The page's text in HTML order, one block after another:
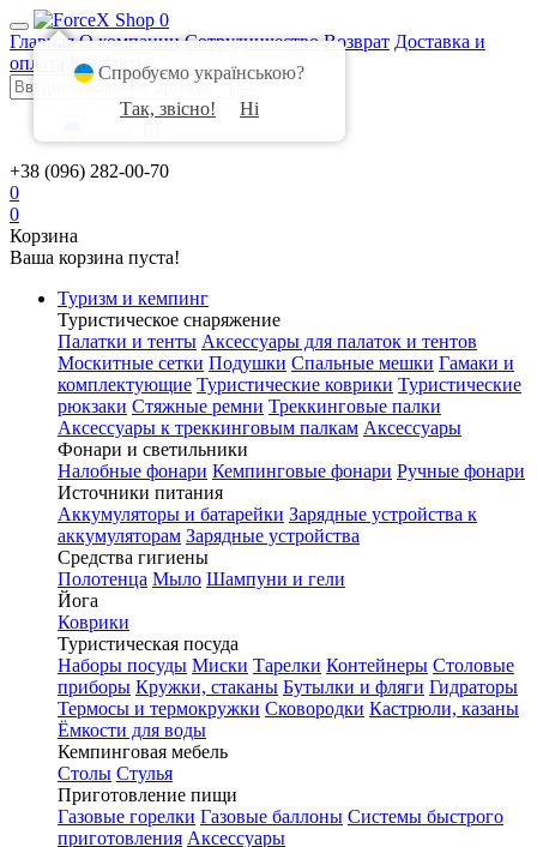
0
Главная О компании Сотрудничество Возврат Доставка и
оплата
Контакты
+38 (096) 282-00-70
0
0
Корзина
Ваша корзина пуста!
Туризм и кемпинг
Туристическое снаряжение
Палатки и тенты Аксессуары для палаток и тентов
Москитные сетки Подушки Спальные мешки Гамаки и
комплектующие Туристические коврики Туристические
рюкзаки Стяжные ремни Треккинговые палки
Аксессуары к треккинговым палкам Аксессуары
Фонари и светильники
Налобные фонари Кемпинговые фонари Ручные фонари
Источники питания
Аккумуляторы и батарейки Зарядные устройства к
аккумуляторам Зарядные устройства
Средства гигиены
Полотенца Мыло Шампуни и гели
Йога
Коврики
Туристическая посуда
Наборы посуды Миски Тарелки Контейнеры Столовые
приборы Кружки, стаканы Бутылки и фляги Гидраторы
Термосы и термокружки Сковородки Кастрюли, казаны
Ёмкости для воды
Кемпинговая мебель
Столы Стулья
Приготовление пищи
Газовые горелки Газовые баллоны Системы быстрого
приготовления Аксессуары
Спробуємо українською?
Так, звісно!
Ні